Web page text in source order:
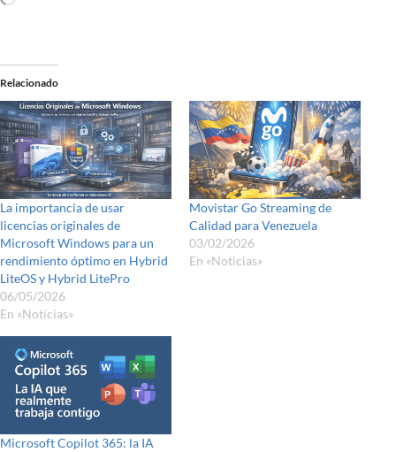
Relacionado
La importancia de usar
licencias originales de
Microsoft Windows para un
rendimiento óptimo en Hybrid
LiteOS y Hybrid LitePro
06/05/2026
En «Noticias»
Movistar Go Streaming de
Calidad para Venezuela
03/02/2026
En «Noticias»
Microsoft Copilot 365: la IA